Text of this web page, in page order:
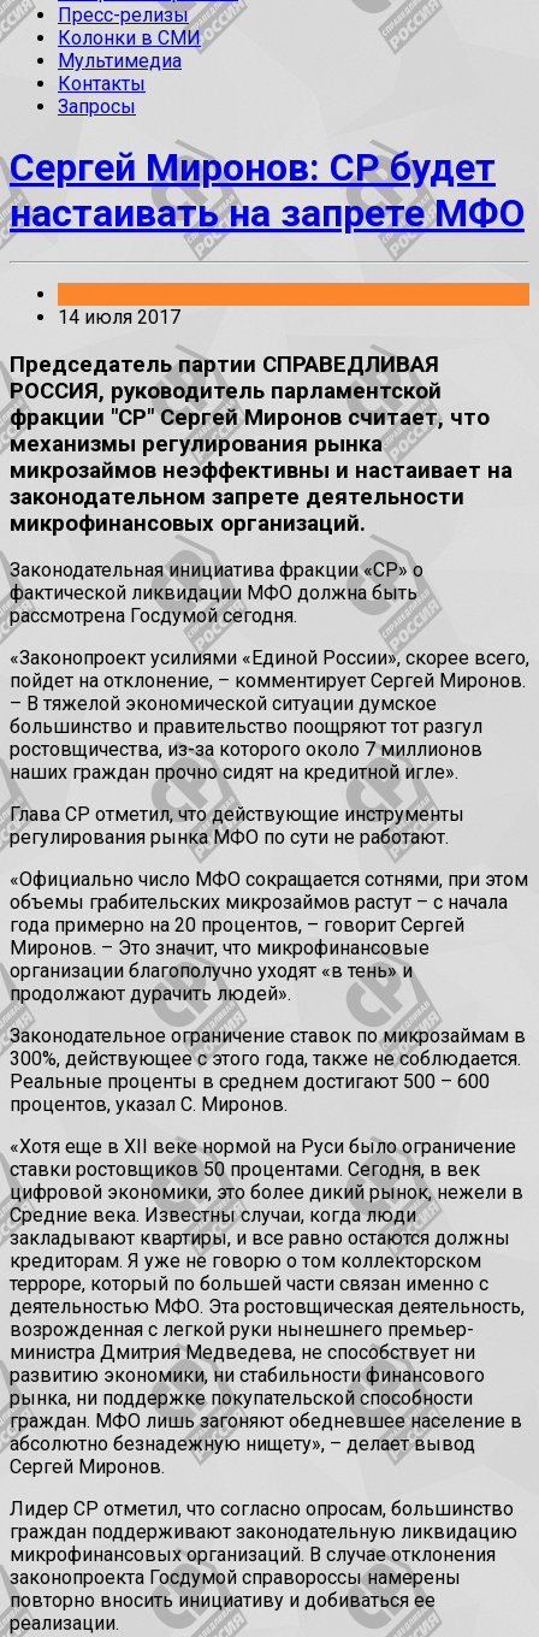
Пресс-релизы
Колонки в СМИ
Мультимедиа
Контакты
Запросы
Сергей Миронов: СР будет
настаивать на запрете МФО
14 июля 2017
Председатель партии СПРАВЕДЛИВАЯ
РОССИЯ, руководитель парламентской
фракции "СР" Сергей Миронов считает, что
механизмы регулирования рынка
микрозаймов неэффективны и настаивает на
законодательном запрете деятельности
микрофинансовых организаций.
Законодательная инициатива фракции «СР» о
фактической ликвидации МФО должна быть
рассмотрена Госдумой сегодня.
«Законопроект усилиями «Единой России», скорее всего,
пойдет на отклонение, – комментирует Сергей Миронов.
– В тяжелой экономической ситуации думское
большинство и правительство поощряют тот разгул
ростовщичества, из-за которого около 7 миллионов
наших граждан прочно сидят на кредитной игле».
Глава СР отметил, что действующие инструменты
регулирования рынка МФО по сути не работают.
«Официально число МФО сокращается сотнями, при этом
объемы грабительских микрозаймов растут – с начала
года примерно на 20 процентов, – говорит Сергей
Миронов. – Это значит, что микрофинансовые
организации благополучно уходят «в тень» и
продолжают дурачить людей».
Законодательное ограничение ставок по микрозаймам в
300%, действующее с этого года, также не соблюдается.
Реальные проценты в среднем достигают 500 – 600
процентов, указал С. Миронов.
«Хотя еще в XII веке нормой на Руси было ограничение
ставки ростовщиков 50 процентами. Сегодня, в век
цифровой экономики, это более дикий рынок, нежели в
Средние века. Известны случаи, когда люди
закладывают квартиры, и все равно остаются должны
кредиторам. Я уже не говорю о том коллекторском
терроре, который по большей части связан именно с
деятельностью МФО. Эта ростовщическая деятельность,
возрожденная с легкой руки нынешнего премьер-
министра Дмитрия Медведева, не способствует ни
развитию экономики, ни стабильности финансового
рынка, ни поддержке покупательской способности
граждан. МФО лишь загоняют обедневшее население в
абсолютно безнадежную нищету», – делает вывод
Сергей Миронов.
Лидер СР отметил, что согласно опросам, большинство
граждан поддерживают законодательную ликвидацию
микрофинансовых организаций. В случае отклонения
законопроекта Госдумой справороссы намерены
повторно вносить инициативу и добиваться ее
реализации.